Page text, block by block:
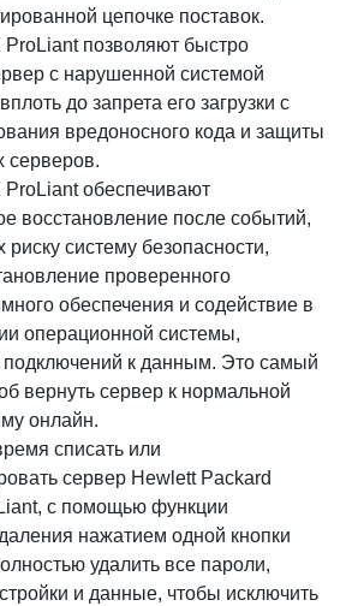
цепочке поставок.
позволяют быстро
с нарушенной системой
до запрета его загрузки с
вредоносного кода и защиты
серверов.
обеспечивают
восстановление после событий,
систему безопасности,
проверенного
обеспечения и содействие в
операционной системы,
к данным. Это самый
вернуть сервер к нормальной
онлайн.
списать или
сервер Hewlett Packard
с помощью функции
нажатием одной кнопки
удалить все пароли,
и данные, чтобы исключить